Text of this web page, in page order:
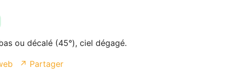
ou décalé (45°), ciel dégagé.
↗ Partager